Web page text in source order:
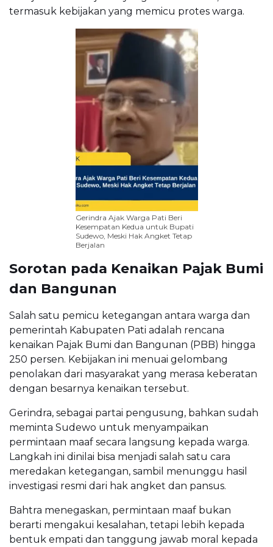
termasuk kebijakan yang memicu protes warga.
Gerindra Ajak Warga Pati Beri
Kesempatan Kedua untuk Bupati
Sudewo, Meski Hak Angket Tetap
Berjalan
Sorotan pada Kenaikan Pajak Bumi
dan Bangunan
Salah satu pemicu ketegangan antara warga dan
pemerintah Kabupaten Pati adalah rencana
kenaikan Pajak Bumi dan Bangunan (PBB) hingga
250 persen. Kebijakan ini menuai gelombang
penolakan dari masyarakat yang merasa keberatan
dengan besarnya kenaikan tersebut.
Gerindra, sebagai partai pengusung, bahkan sudah
meminta Sudewo untuk menyampaikan
permintaan maaf secara langsung kepada warga.
Langkah ini dinilai bisa menjadi salah satu cara
meredakan ketegangan, sambil menunggu hasil
investigasi resmi dari hak angket dan pansus.
Bahtra menegaskan, permintaan maaf bukan
berarti mengakui kesalahan, tetapi lebih kepada
bentuk empati dan tanggung jawab moral kepada